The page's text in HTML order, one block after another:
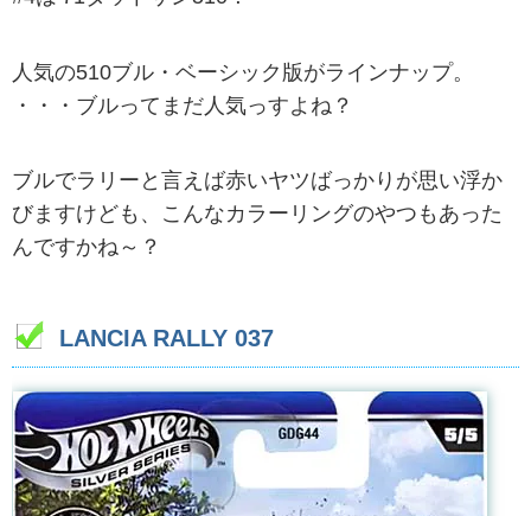
人気の510ブル・ベーシック版がラインナップ。
・・・ブルってまだ人気っすよね？
ブルでラリーと言えば赤いヤツばっかりが思い浮か
びますけども、こんなカラーリングのやつもあった
んですかね～？
LANCIA RALLY 037